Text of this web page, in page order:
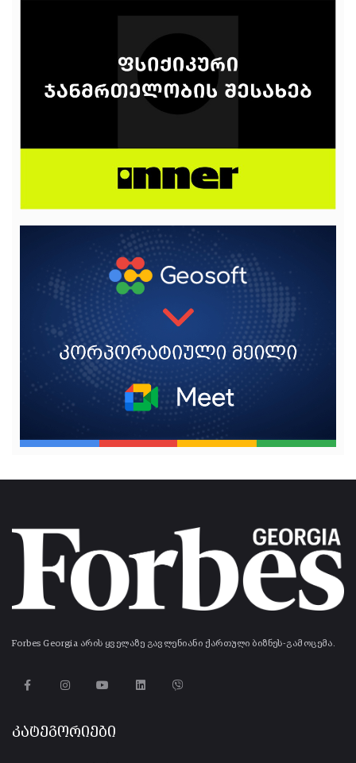
Forbes Georgia არის ყველაზე გავლენიანი ქართული ბიზნეს-გამოცემა.
კატეგორიები